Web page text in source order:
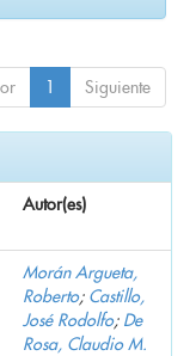
1 Siguiente
Autor(es)
Morán Argueta,
Roberto; Castillo,
José Rodolfo; De
Rosa, Claudio M.